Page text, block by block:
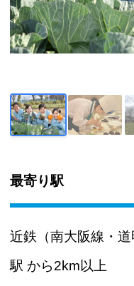
最寄り駅
近鉄（南大阪線・
駅 から2km以上